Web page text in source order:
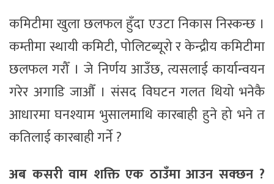
कमिटीमा खुला छलफल हुँदा एउटा निकास निस्कन्छ ।
कम्तीमा स्थायी कमिटी, पोलिटब्यूरो र केन्द्रीय कमिटीमा
छलफल गरौँ । जे निर्णय आउँछ, त्यसलाई कार्यान्वयन
गरेर अगाडि जाऔँ । संसद विघटन गलत थियो भनेकै
आधारमा घनश्याम भुसालमाथि कारबाही हुने हो भने त
कतिलाई कारबाही गर्ने ?
अब कसरी वाम शक्ति एक ठाउँमा आउन सक्छन ?